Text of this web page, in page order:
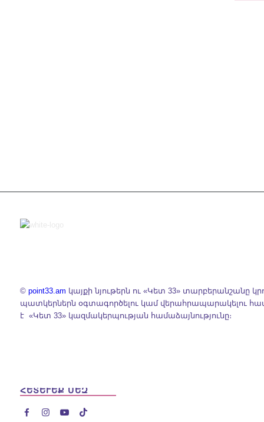
© point33.am կայքի նյութերն ու «Կետ 33» տարբերանշանը
պատկերներն օգտագործելու կամ վերահրապարակելու
է «Կետ 33» կազմակերպության համաձայնությունը։
ՀԵՏԵՒԵՔ ՄԵԶ
   